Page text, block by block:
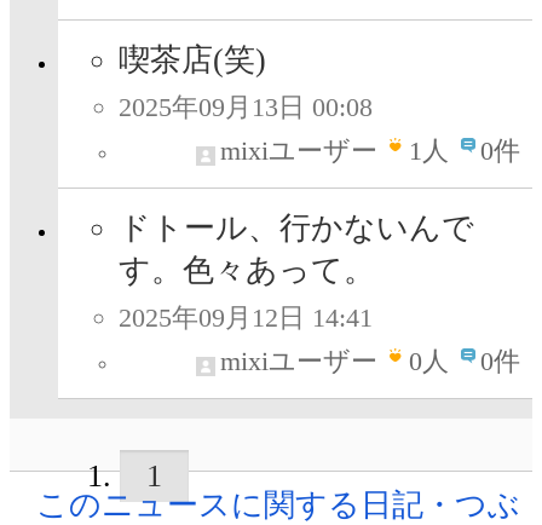
喫茶店(笑)
2025年09月13日 00:08
mixiユーザー
1人 0件
ドトール、行かないんで
す。色々あって。
2025年09月12日 14:41
mixiユーザー
0人 0件
1
このニュースに関する日記・つぶ